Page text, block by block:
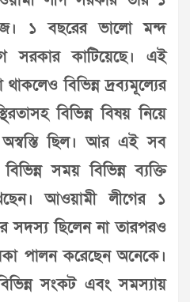
১ বছরের ভালো মন্দ
সরকার কাটিয়েছে। এই
বিভিন্ন দ্রব্যমূল্যের
বিভিন্ন বিষয় নিয়ে
ছিল। আর এই সব
সময় বিভিন্ন ব্যক্তি
আওয়ামী লীগের ১
সদস্য ছিলেন না তারপরও
পালন করেছেন অনেকে।
সংকট এবং সমস্যায়